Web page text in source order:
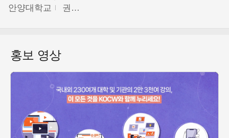
안양대학교 권원현
홍보 영상